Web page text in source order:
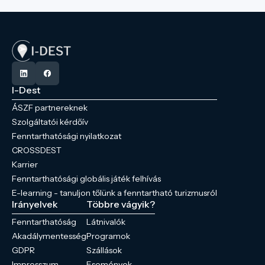
I-Dest
ÁSZF partnereknek
Szolgáltatói kérdőív
Fenntarthatósági nyilatkozat
CROSSDEST
Karrier
Fenntarthatósági globális játék felhívás
E-learning - tanuljon tőlünk a fenntartható turizmusról
Irányelvek
Fenntarthatóság
Akadálymentesség
GDPR
Többre vágyik?
Látnivalók
Programok
Szállások